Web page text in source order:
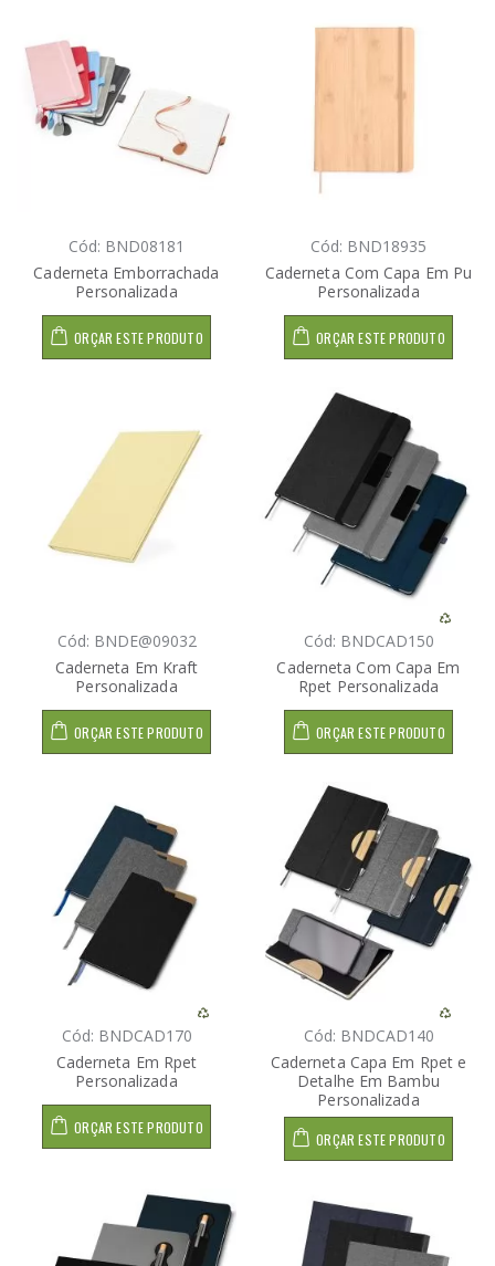
Cód: BND08181
Caderneta Emborrachada
Personalizada
ORÇAR ESTE PRODUTO
Cód: BND18935
Caderneta Com Capa Em Pu
Personalizada
ORÇAR ESTE PRODUTO
Cód: BNDE@09032
Caderneta Em Kraft
Personalizada
ORÇAR ESTE PRODUTO
Cód: BNDCAD150
Caderneta Com Capa Em
Rpet Personalizada
ORÇAR ESTE PRODUTO
Cód: BNDCAD170
Caderneta Em Rpet
Personalizada
ORÇAR ESTE PRODUTO
Cód: BNDCAD140
Caderneta Capa Em Rpet e
Detalhe Em Bambu
Personalizada
ORÇAR ESTE PRODUTO